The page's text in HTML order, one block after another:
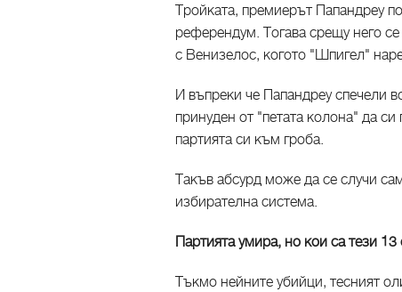
Тройката, премиерът Папандреу
референдум. Тогава срещу него
с Венизелос, когото "Шпигел"
И въпреки че Папандреу спечели
принуден от "петата колона" да
партията си към гроба.
Такъв абсурд може да се случи
избирателна система.
Партията умира, но кои са тези
Тъкмо нейните убийци, тесният